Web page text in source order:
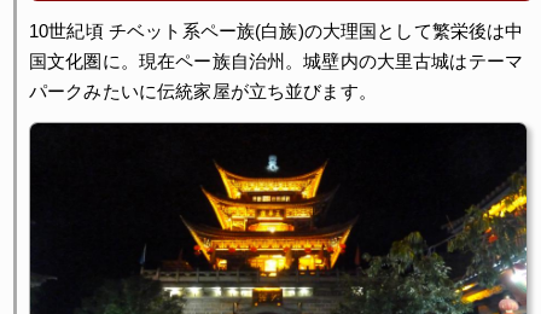
10世紀頃 チベット系ペー族(白族)の大理国として繁栄後は中
国文化圏に。現在ペー族自治州。城壁内の大里古城はテーマ
パークみたいに伝統家屋が立ち並びます。